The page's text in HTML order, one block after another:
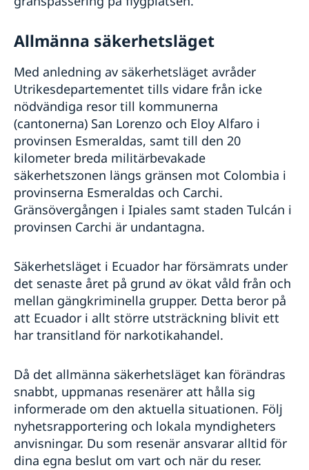
Allmänna säkerhetsläget
Med anledning av säkerhetsläget avråder
Utrikesdepartementet tills vidare från icke
nödvändiga resor till kommunerna
(cantonerna) San Lorenzo och Eloy Alfaro i
provinsen Esmeraldas, samt till den 20
kilometer breda militärbevakade
säkerhetszonen längs gränsen mot Colombia i
provinserna Esmeraldas och Carchi.
Gränsövergången i Ipiales samt staden Tulcán i
provinsen Carchi är undantagna.
Säkerhetsläget i Ecuador har försämrats under
det senaste året på grund av ökat våld från och
mellan gängkriminella grupper. Detta beror på
att Ecuador i allt större utsträckning blivit ett
har transitland för narkotikahandel.
Då det allmänna säkerhetsläget kan förändras
snabbt, uppmanas resenärer att hålla sig
informerade om den aktuella situationen. Följ
nyhetsrapportering och lokala myndigheters
anvisningar. Du som resenär ansvarar alltid för
dina egna beslut om vart och när du reser.